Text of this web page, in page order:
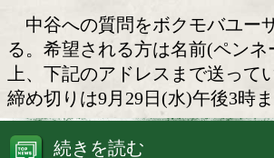
WBO(世界ボクシング機
潤人(23=M・T)が出演す
日本時間9月11日(土)に
ンヘル・アコスタ(30=プ